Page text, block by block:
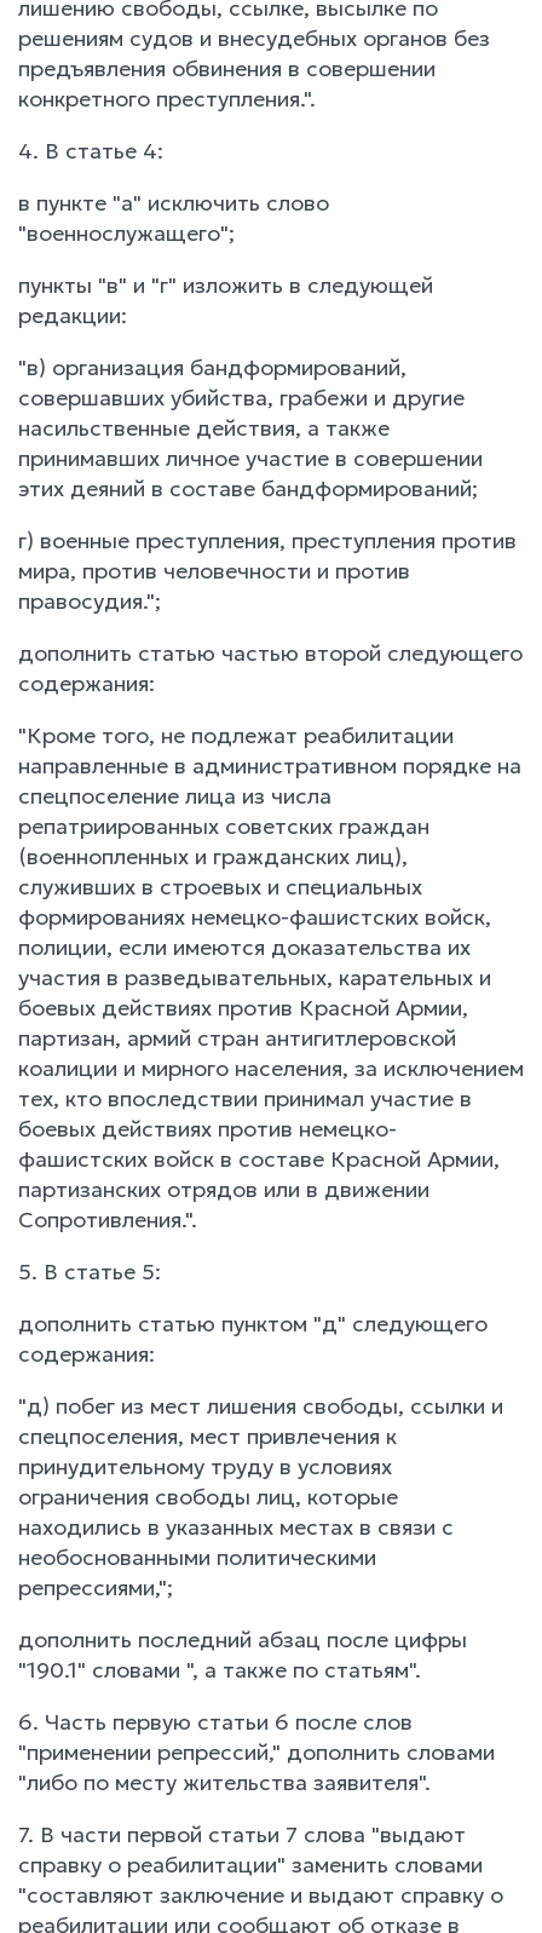
лишению свободы, ссылке, высылке по
решениям судов и внесудебных органов без
предъявления обвинения в совершении
конкретного преступления.".
4. В статье 4:
в пункте "а" исключить слово
"военнослужащего";
пункты "в" и "г" изложить в следующей
редакции:
"в) организация бандформирований,
совершавших убийства, грабежи и другие
насильственные действия, а также
принимавших личное участие в совершении
этих деяний в составе бандформирований;
г) военные преступления, преступления против
мира, против человечности и против
правосудия.";
дополнить статью частью второй следующего
содержания:
"Кроме того, не подлежат реабилитации
направленные в административном порядке на
спецпоселение лица из числа
репатриированных советских граждан
(военнопленных и гражданских лиц),
служивших в строевых и специальных
формированиях немецко-фашистских войск,
полиции, если имеются доказательства их
участия в разведывательных, карательных и
боевых действиях против Красной Армии,
партизан, армий стран антигитлеровской
коалиции и мирного населения, за исключением
тех, кто впоследствии принимал участие в
боевых действиях против немецко-
фашистских войск в составе Красной Армии,
партизанских отрядов или в движении
Сопротивления.".
5. В статье 5:
дополнить статью пунктом "д" следующего
содержания:
"д) побег из мест лишения свободы, ссылки и
спецпоселения, мест привлечения к
принудительному труду в условиях
ограничения свободы лиц, которые
находились в указанных местах в связи с
необоснованными политическими
репрессиями,";
дополнить последний абзац после цифры
"190.1" словами ", а также по статьям".
6. Часть первую статьи 6 после слов
"применении репрессий," дополнить словами
"либо по месту жительства заявителя".
7. В части первой статьи 7 слова "выдают
справку о реабилитации" заменить словами
"составляют заключение и выдают справку о
реабилитации или сообщают об отказе в